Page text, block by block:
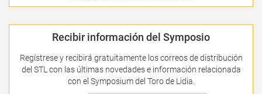
Recibir información del Symposio
Regístrese y recibirá gratuitamente los correos de distribución
del STL con las últimas novedades e información relacionada
con el Symposium del Toro de Lidia.